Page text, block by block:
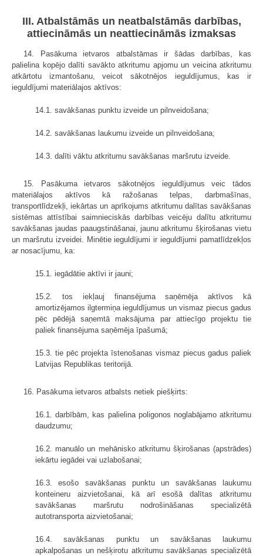
III. Atbalstāmās un neatbalstāmās darbības,
attiecināmās un neattiecināmās izmaksas
14. Pasākuma ietvaros atbalstāmas ir šādas darbības, kas
palielina kopējo dalīti savākto atkritumu apjomu un veicina atkritumu
atkārtotu izmantošanu, veicot sākotnējos ieguldījumus, kas ir
ieguldījumi materiālajos aktīvos:
14.1. savākšanas punktu izveide un pilnveidošana;
14.2. savākšanas laukumu izveide un pilnveidošana;
14.3. dalīti vāktu atkritumu savākšanas maršrutu izveide.
15. Pasākuma ietvaros sākotnējos ieguldījumus veic tādos
materiālajos aktīvos kā ražošanas telpas, darbmašīnas,
transportlīdzekļi, iekārtas un aprīkojums atkritumu dalītas savākšanas
sistēmas attīstībai saimnieciskās darbības veicēju dalītu atkritumu
savākšanas jaudas paaugstināšanai, jaunu atkritumu šķirošanas vietu
un maršrutu izveidei. Minētie ieguldījumi ir ieguldījumi pamatlīdzekļos
ar nosacījumu, ka:
15.1. iegādātie aktīvi ir jauni;
15.2. tos iekļauj finansējuma saņēmēja aktīvos kā
amortizējamos ilgtermiņa ieguldījumus un vismaz piecus gadus
pēc pēdējā saņemtā maksājuma par attiecīgo projektu tie
paliek finansējuma saņēmēja īpašumā;
15.3. tie pēc projekta īstenošanas vismaz piecus gadus paliek
Latvijas Republikas teritorijā.
16. Pasākuma ietvaros atbalsts netiek piešķirts:
16.1. darbībām, kas palielina poligonos noglabājamo atkritumu
daudzumu;
16.2. manuālo un mehānisko atkritumu šķirošanas (apstrādes)
iekārtu iegādei vai uzlabošanai;
16.3. esošo savākšanas punktu un savākšanas laukumu
konteineru aizvietošanai, kā arī esošā dalītas atkritumu
savākšanas maršrutu nodrošināšanas specializētā
autotransporta aizvietošanai;
16.4. savākšanas punktu un savākšanas laukumu
apkalpošanas un nešķirotu atkritumu savākšanas specializētā